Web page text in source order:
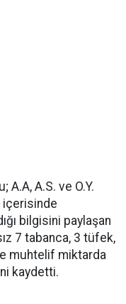
A.A, A.S. ve O.Y.
içerisinde
bilgisini paylaşan
7 tabanca, 3 tüfek,
muhtelif miktarda
kaydetti.